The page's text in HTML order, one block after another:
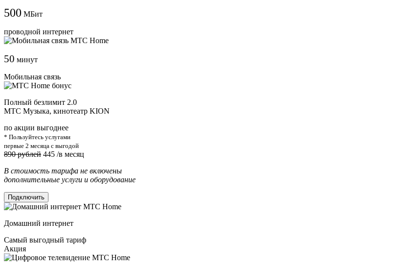
500 МБит
проводной интернет
50 минут
Мобильная связь
Полный безлимит 2.0
МТС Музыка, кинотеатр KION
по акции выгоднее
* Пользуйтесь услугами
первые 2 месяца с выгодой
890 рублей 445 /в месяц
В стоимость тарифа не включены
дополнительные услуги и оборудование
Подключить
Домашний интернет
Самый выгодный тариф
Акция